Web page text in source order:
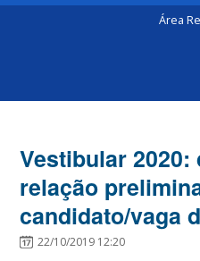
Área
Vestibular 2020:
relação
candidato/vaga
22/10/2019 12:20